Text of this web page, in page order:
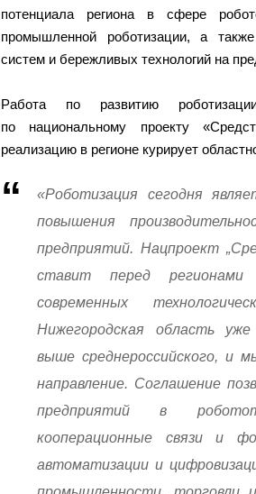
потенциала региона в сфере
промышленной роботизации, а
систем и бережливых технологий на
Работа по развитию
по национальному проекту
реализацию в регионе курирует
«Роботизация сегодня
повышения
предприятий. Нацпроект
ставит перед регионами
современных
Нижегородская область
выше среднероссийского, и
направление. Соглашение
предприятий в
кооперационные связи и
автоматизации и